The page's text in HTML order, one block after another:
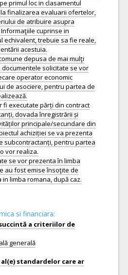
si financiara:
a criteriilor de
generală
standardelor care ar